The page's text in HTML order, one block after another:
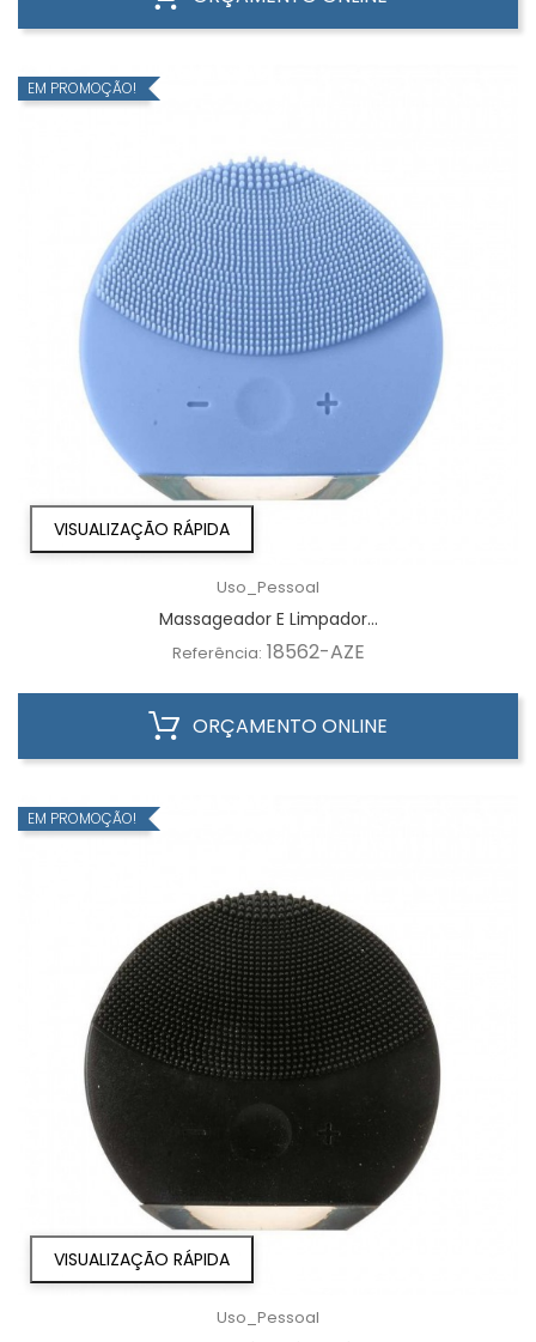
VISUALIZAÇÃO RÁPIDA
EM PROMOÇÃO!
Uso_Pessoal
Massageador E Limpador...
Referência: 18562-AZE
ORÇAMENTO ONLINE
VISUALIZAÇÃO RÁPIDA
EM PROMOÇÃO!
Uso_Pessoal